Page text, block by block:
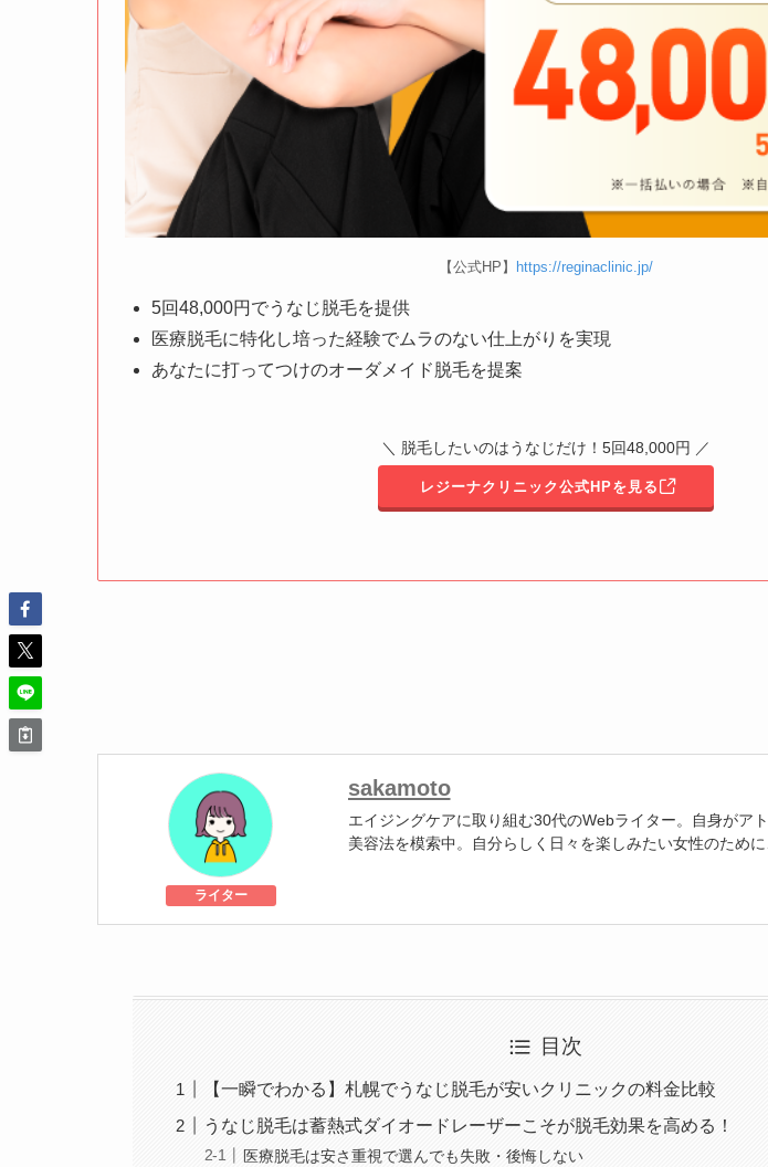
【公式HP】 https://reginaclinic.jp/
5回48,000円でうなじ脱毛を提供
医療脱毛に特化し培った経験でムラのない仕上がりを実現
あなたに打ってつけのオーダメイド脱毛を提案
＼ 脱毛したいのはうなじだけ！5回48,000円 ／
レジーナクリニック公式HPを見る
ライター
sakamoto
エイジングケアに取り組む30代のWebライター。自身がア
美容法を模索中。自分らしく日々を楽しみたい女性のため
目次
【一瞬でわかる】札幌でうなじ脱毛が安いクリニックの料金比較
うなじ脱毛は蓄熱式ダイオードレーザーこそが脱毛効果を高める！
医療脱毛は安さ重視で選んでも失敗・後悔しない